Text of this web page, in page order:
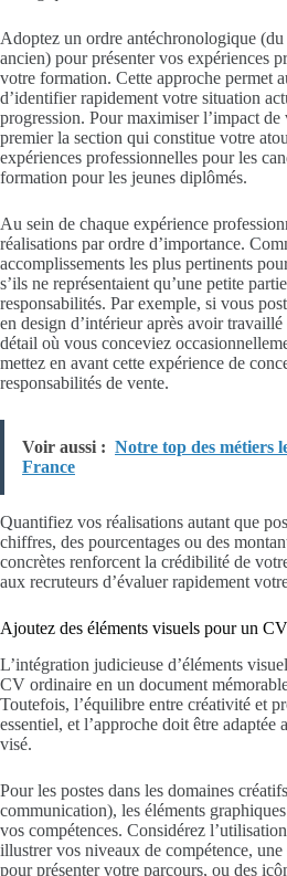
Adoptez un ordre antéchronologique
ancien) pour présenter vos expériences
votre formation. Cette approche permet
d’identifier rapidement votre situation
progression. Pour maximiser l’impact
premier la section qui constitue votre
expériences professionnelles pour les
formation pour les jeunes diplômés.
Au sein de chaque expérience
réalisations par ordre d’importance.
accomplissements les plus pertinents
s’ils ne représentaient qu’une petite
responsabilités. Par exemple, si vous
en design d’intérieur après avoir travaillé
détail où vous conceviez
mettez en avant cette expérience de
responsabilités de vente.
Voir aussi : Notre top des métiers
France
Quantifiez vos réalisations autant que
chiffres, des pourcentages ou des
concrètes renforcent la crédibilité de
aux recruteurs d’évaluer rapidement
Ajoutez des éléments visuels pour un
L’intégration judicieuse d’éléments
CV ordinaire en un document
Toutefois, l’équilibre entre créativité et
essentiel, et l’approche doit être adaptée
visé.
Pour les postes dans les domaines
communication), les éléments
vos compétences. Considérez
illustrer vos niveaux de compétence,
pour présenter votre parcours, ou des